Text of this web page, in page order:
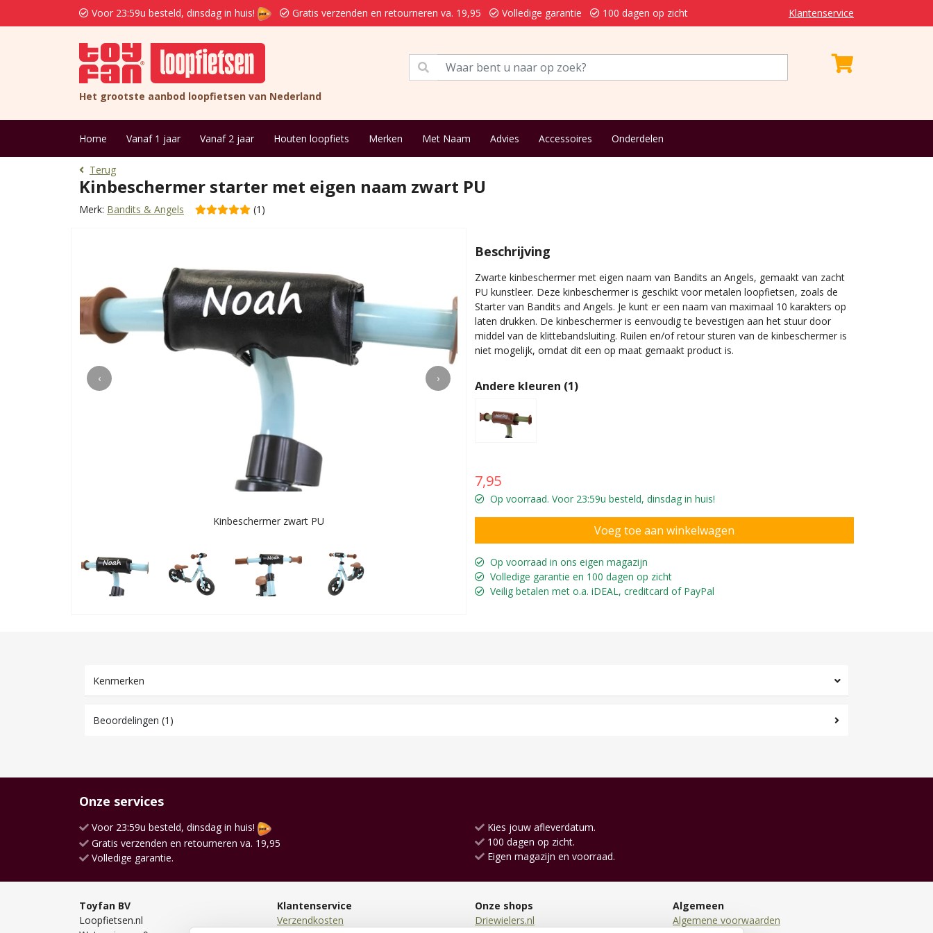
Voor 23:59u besteld, dinsdag in huis! Gratis verzenden en retourneren va. 19,95 Volledige garantie 100 dagen op zicht Klantenservice
Het grootste aanbod loopfietsen van Nederland
Home Vanaf 1 jaar Vanaf 2 jaar Houten loopfiets Merken Met Naam Advies Accessoires Onderdelen
Terug
Kinbeschermer starter met eigen naam zwart PU
Merk: Bandits & Angels (1)
‹ ›
Kinbeschermer zwart PU Voor Starter loopfiets
Beschrijving
Zwarte kinbeschermer met eigen naam van Bandits an Angels, gemaakt van zacht
PU kunstleer. Deze kinbeschermer is geschikt voor metalen loopfietsen, zoals de
Starter van Bandits and Angels. Je kunt er een naam van maximaal 10 karakters op
laten drukken. De kinbeschermer is eenvoudig te bevestigen aan het stuur door
middel van de klittebandsluiting. Ruilen en/of retour sturen van de kinbeschermer is
niet mogelijk, omdat dit een op maat gemaakt product is.
Andere kleuren (1)
7,95
Op voorraad. Voor 23:59u besteld, dinsdag in huis!
Op voorraad in ons eigen magazijn
Volledige garantie en 100 dagen op zicht
Veilig betalen met o.a. iDEAL, creditcard of PayPal
Kenmerken
Beoordelingen (1)
Onze services
Voor 23:59u besteld, dinsdag in huis!
Gratis verzenden en retourneren va. 19,95
Volledige garantie.
Kies jouw afleverdatum.
100 dagen op zicht.
Eigen magazijn en voorraad.
Toyfan BV
Loopfietsen.nl
Klantenservice
Verzendkosten
Onze shops
Driewielers.nl
Algemeen
Algemene voorwaarden